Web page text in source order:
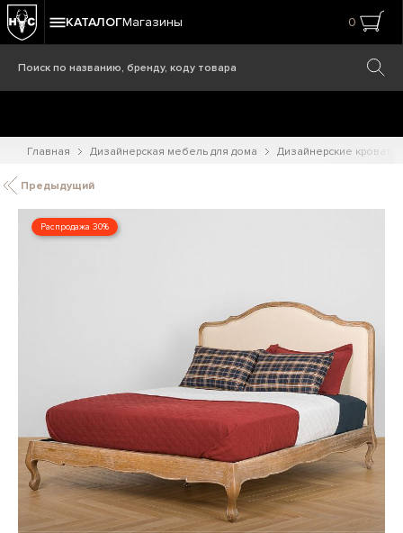
КАТАЛОГМагазины 0
Главная Дизайнерская мебель для дома Дизайнерские кровати
Предыдущий
Распродажа 30%